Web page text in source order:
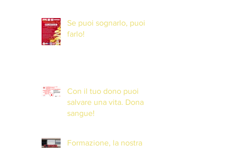
Se puoi sognarlo, puoi
farlo!
Con il tuo dono puoi
salvare una vita. Dona il
sangue!
Formazione, la nostra